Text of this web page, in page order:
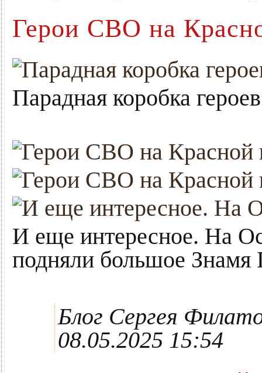
Герои СВО на
Парадная коробка
И еще интересное. На
подняли большое Знамя
Блог Сергея
08.05.2025 15:54